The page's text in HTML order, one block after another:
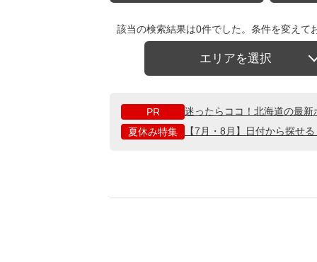
該当の検索結果は0件でした。条件を変えて
エリアを選択
PR
迷ったらココ！北海道の最
夏休み特集
【7月・8月】日付から探せ